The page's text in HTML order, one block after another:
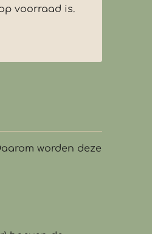
voorraad is.
worden deze